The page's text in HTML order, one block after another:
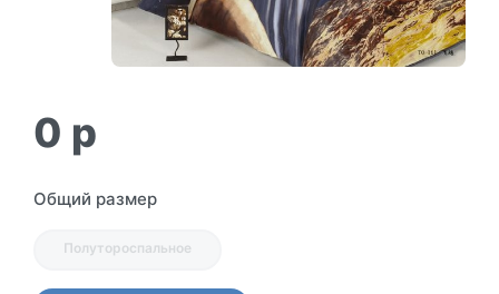
0 p
Общий размер
Полутороспальное